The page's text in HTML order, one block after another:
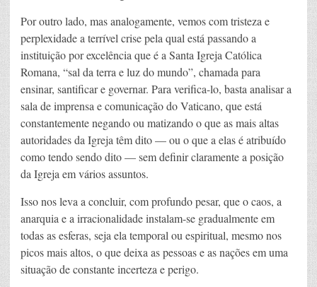
Por outro lado, mas analogamente, vemos com tristeza e
perplexidade a terrível crise pela qual está passando a
instituição por excelência que é a Santa Igreja Católica
Romana, “sal da terra e luz do mundo”, chamada para
ensinar, santificar e governar. Para verifica-lo, basta analisar a
sala de imprensa e comunicação do Vaticano, que está
constantemente negando ou matizando o que as mais altas
autoridades da Igreja têm dito — ou o que a elas é atribuído
como tendo sendo dito — sem definir claramente a posição
da Igreja em vários assuntos.
Isso nos leva a concluir, com profundo pesar, que o caos, a
anarquia e a irracionalidade instalam-se gradualmente em
todas as esferas, seja ela temporal ou espiritual, mesmo nos
picos mais altos, o que deixa as pessoas e as nações em uma
situação de constante incerteza e perigo.